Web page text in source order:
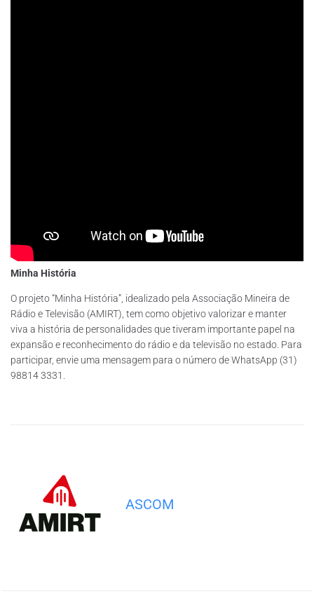
Minha História
O projeto “Minha História”, idealizado pela Associação Mineira de
Rádio e Televisão (AMIRT), tem como objetivo valorizar e manter
viva a história de personalidades que tiveram importante papel na
expansão e reconhecimento do rádio e da televisão no estado. Para
participar, envie uma mensagem para o número de WhatsApp (31)
98814 3331.
ASCOM